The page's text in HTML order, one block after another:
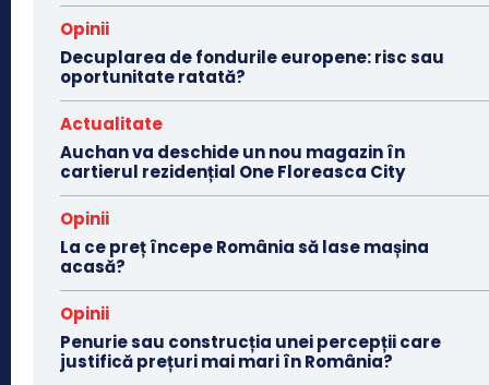
Opinii
Decuplarea de fondurile europene: risc sau
oportunitate ratată?
Actualitate
Auchan va deschide un nou magazin în
cartierul rezidențial One Floreasca City
Opinii
La ce preț începe România să lase mașina
acasă?
Opinii
Penurie sau construcția unei percepții care
justifică prețuri mai mari în România?